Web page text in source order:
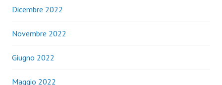
Dicembre 2022
Novembre 2022
Giugno 2022
Maggio 2022